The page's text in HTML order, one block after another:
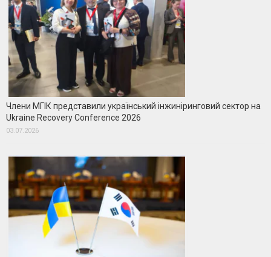
Члени МГІК представили український інжиніринговий сектор на
Ukraine Recovery Conference 2026
03.07.2026